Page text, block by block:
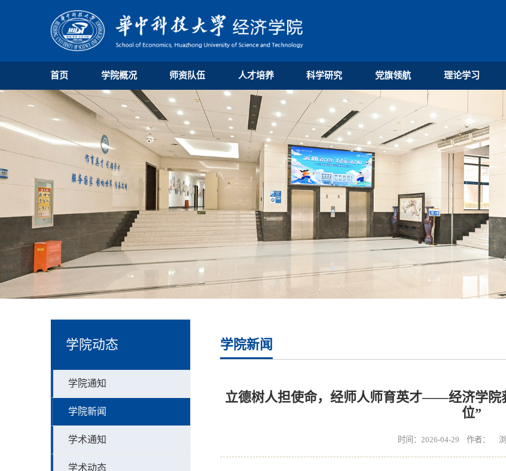
首页 学院概况 师资队伍 人才培养 科学研究 党旗领航 理论学习
学院动态
学院通知
学院新闻
学术通知
学术动态
学院新闻
立德树人担使命，经师人师育英才——经济学院
位”
时间：2026-04-29 作者： 浏